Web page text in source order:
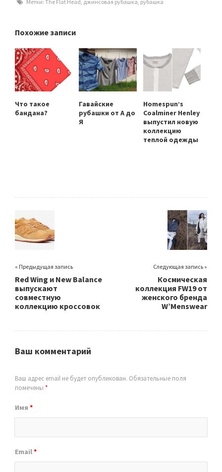
Метки: The Flat Head, джинсовая рубашка, рубашка
Похожие записи
Что такое
бандана?
Гавайские
рубашки от А до
Я
Homespun’s
Coalminer Henley
выпустил новую
коллекцию
теплой одежды
« Предыдущая запись
Red Wing и New Balance
выпускают
совместную
коллекцию кроссовок
Следующая запись »
Космическая
коллекция FW19 от
женского бренда
W’Menswear
Ваш комментарий
Ваш адрес email не будет опубликован. Обязательные поля
помечены *
Имя *
Email*